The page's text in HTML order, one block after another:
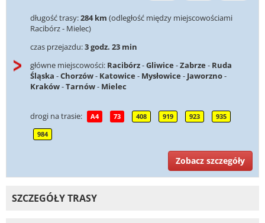
długość trasy:284 km (odległość między miejscowościami
Racibórz - Mielec)
czas przejazdu:3 godz. 23 min
główne miejscowości: Racibórz-Gliwice -Zabrze - Ruda
Śląska -Chorzów- Katowice - Mysłowice - Jaworzno-
Kraków-Tarnów- Mielec
drogi na trasie: A4 73 408 919 923 935
984
Zobacz szczegóły
SZCZEGÓŁY TRASY